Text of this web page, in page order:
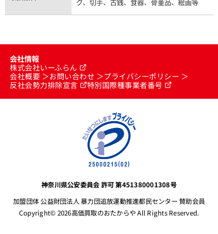
グ、切手、古銭、食器、骨董品、絵画等
会社情報
株式会社いーふらん
会社概要
お問い合わせ
プライバシーポリシー
反社会勢力排除宣言
特別国際種事業者番号
神奈川県公安委員会 許可 第451380001308号
加盟団体 公益財団法人 暴力団追放運動推進都民センター 賛助会員
Copyright© 2026高価買取のおたからや All Rights Reserved.